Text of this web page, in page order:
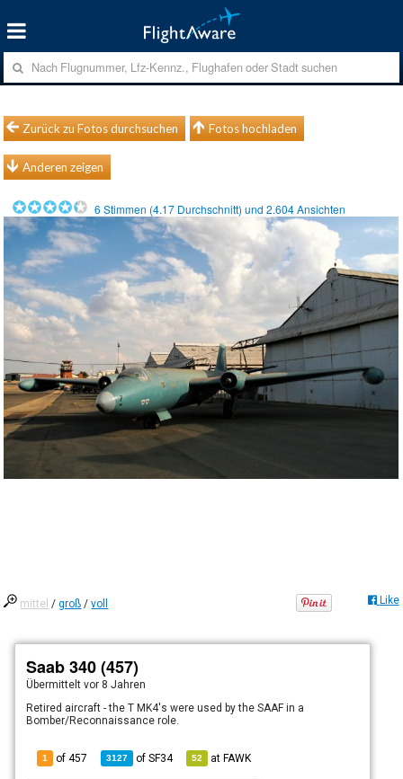
Zurück zu Fotos durchsuchen Fotos hochladen
Anderen zeigen
6 Stimmen (4.17 Durchschnitt) und2.604Ansichten
mittel /groß /voll Like
Saab 340 (457)
Übermitteltvor 8 Jahren
Retired aircraft - the T MK4's were used by the SAAF in a
Bomber/Reconnaissance role.
1 of 457 3127 ofSF34 52 atFAWK